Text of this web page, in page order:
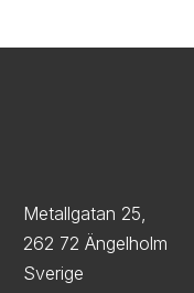
Metallgatan 25,
262 72 Ängelholm
Sverige